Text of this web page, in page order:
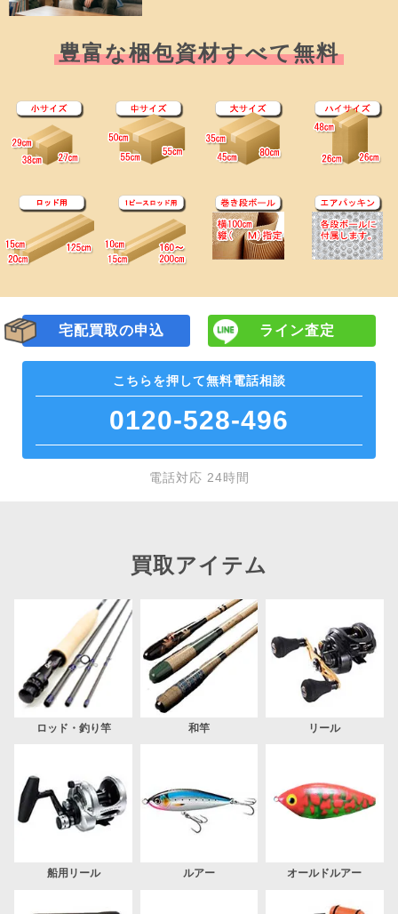
豊富な梱包資材すべて無料
宅配買取の申込 ライン査定
こちらを押して無料電話相談
0120-528-496
電話対応 24時間
買取アイテム
ロッド・釣り竿 和竿 リール
船用リール ルアー オールドルアー